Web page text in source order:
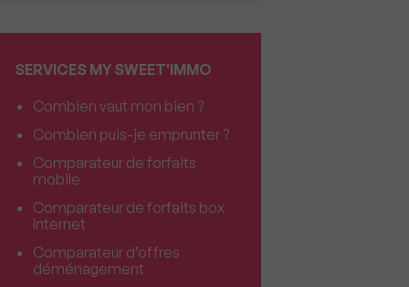
SERVICES MY SWEET'IMMO
Combien vaut mon bien ?
Combien puis-je emprunter ?
Comparateur de forfaits
mobile
Comparateur de forfaits box
Internet
Comparateur d’offres
déménagement